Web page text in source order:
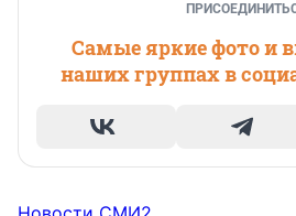
Самые яркие фото и
наших группах в